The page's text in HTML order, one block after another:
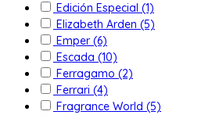
Edición Especial (1)
Elizabeth Arden (5)
Emper (6)
Escada (10)
Ferragamo (2)
Ferrari (4)
Fragrance World (5)